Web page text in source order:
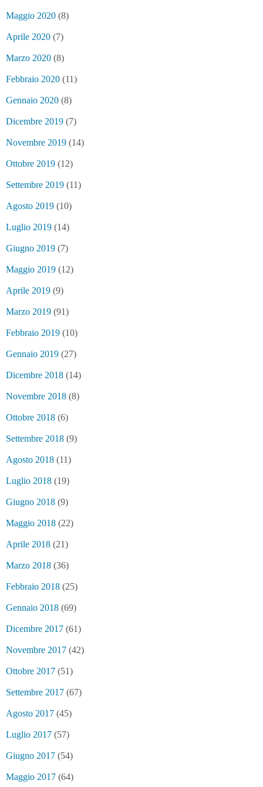
Maggio 2020 (8)
Aprile 2020 (7)
Marzo 2020 (8)
Febbraio 2020 (11)
Gennaio 2020 (8)
Dicembre 2019 (7)
Novembre 2019 (14)
Ottobre 2019 (12)
Settembre 2019 (11)
Agosto 2019 (10)
Luglio 2019 (14)
Giugno 2019 (7)
Maggio 2019 (12)
Aprile 2019 (9)
Marzo 2019 (91)
Febbraio 2019 (10)
Gennaio 2019 (27)
Dicembre 2018 (14)
Novembre 2018 (8)
Ottobre 2018 (6)
Settembre 2018 (9)
Agosto 2018 (11)
Luglio 2018 (19)
Giugno 2018 (9)
Maggio 2018 (22)
Aprile 2018 (21)
Marzo 2018 (36)
Febbraio 2018 (25)
Gennaio 2018 (69)
Dicembre 2017 (61)
Novembre 2017 (42)
Ottobre 2017 (51)
Settembre 2017 (67)
Agosto 2017 (45)
Luglio 2017 (57)
Giugno 2017 (54)
Maggio 2017 (64)